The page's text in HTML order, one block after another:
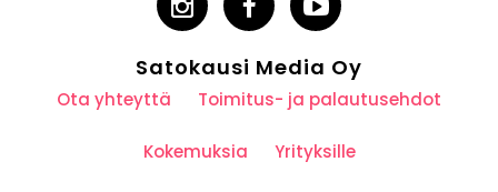
Satokausi Media Oy
Ota yhteyttä Toimitus- ja palautusehdot
Kokemuksia Yrityksille